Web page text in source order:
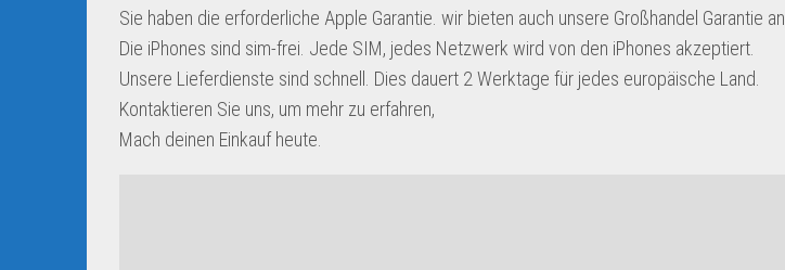
Sie haben die erforderliche Apple Garantie. wir bieten auch unsere Großhandel Garantie an.
Die iPhones sind sim-frei. Jede SIM, jedes Netzwerk wird von den iPhones akzeptiert.
Unsere Lieferdienste sind schnell. Dies dauert 2 Werktage für jedes europäische Land.
Kontaktieren Sie uns, um mehr zu erfahren,
Mach deinen Einkauf heute.